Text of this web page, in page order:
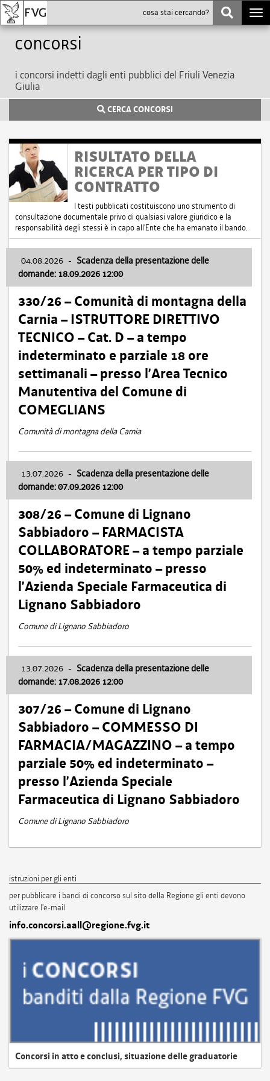
Concorsi
i concorsi indetti dagli enti pubblici del Friuli Venezia
Giulia
CERCA CONCORSI
RISULTATO DELLA
RICERCA PER TIPO DI
CONTRATTO
I testi pubblicati costituiscono uno strumento di
consultazione documentale privo di qualsiasi valore giuridico e la
responsabilità degli stessi è in capo all'Ente che ha emanato il bando.
04.08.2026 - Scadenza della presentazione delle
domande: 18.09.2026 12:00
330/26 – Comunità di montagna della
Carnia – ISTRUTTORE DIRETTIVO
TECNICO – Cat. D – a tempo
indeterminato e parziale 18 ore
settimanali – presso l’Area Tecnico
Manutentiva del Comune di
COMEGLIANS
Comunità di montagna della Carnia
13.07.2026 - Scadenza della presentazione delle
domande: 07.09.2026 12:00
308/26 – Comune di Lignano
Sabbiadoro – FARMACISTA
COLLABORATORE – a tempo parziale
50% ed indeterminato – presso
l’Azienda Speciale Farmaceutica di
Lignano Sabbiadoro
Comune di Lignano Sabbiadoro
13.07.2026 - Scadenza della presentazione delle
domande: 17.08.2026 12:00
307/26 – Comune di Lignano
Sabbiadoro – COMMESSO DI
FARMACIA/MAGAZZINO – a tempo
parziale 50% ed indeterminato –
presso l’Azienda Speciale
Farmaceutica di Lignano Sabbiadoro
Comune di Lignano Sabbiadoro
istruzioni per gli enti
per pubblicare i bandi di concorso sul sito della Regione gli enti devono
utilizzare l'e-mail
info.concorsi.aall@regione.fvg.it
Concorsi in atto e conclusi, situazione delle graduatorie